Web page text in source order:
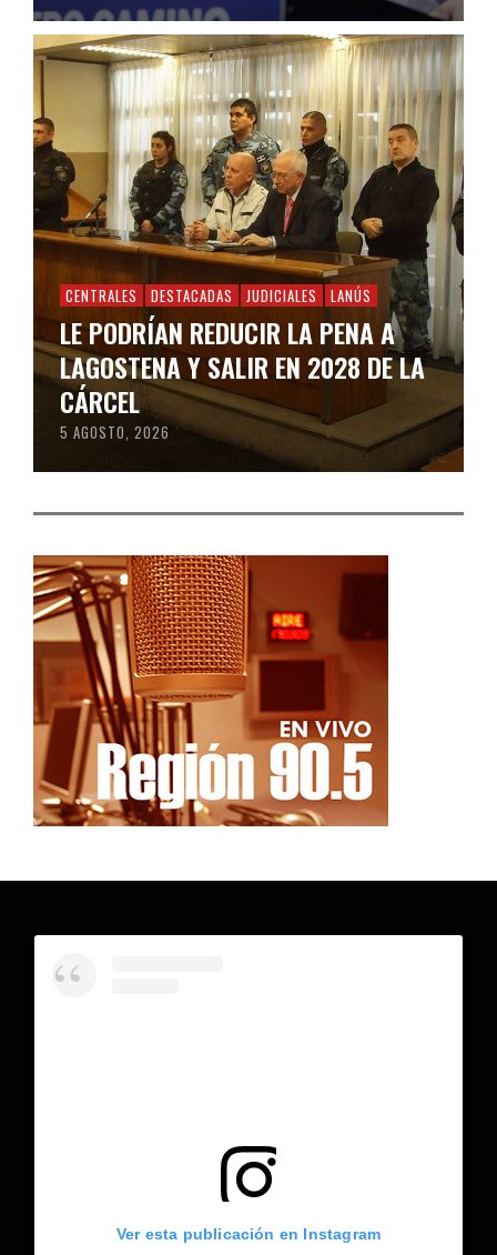
CENTRALES DESTACADAS JUDICIALES LANÚS
LE PODRÍAN REDUCIR LA PENA A
LAGOSTENA Y SALIR EN 2028 DE LA
CÁRCEL
5 AGOSTO, 2026
Ver esta publicación en Instagram